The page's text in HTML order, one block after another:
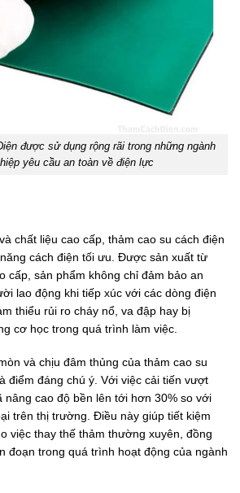
được sử dụng rộng rãi trong những ngành
yêu cầu an toàn về điện lực
chất liệu cao cấp, thảm cao su cách điện
cách điện tối ưu. Được sản xuất từ
cấp, sản phẩm không chỉ đảm bảo an
lao động khi tiếp xúc với các dòng điện
thiểu rủi ro cháy nổ, va đập hay bị
cơ học trong quá trình làm việc.
và chịu đâm thủng của thảm cao su
điểm đáng chú ý. Với việc cải tiến vượt
nâng cao độ bền lên tới hơn 30% so với
trên thị trường. Điều này giúp tiết kiệm
việc thay thế thảm thường xuyên, đồng
đoạn trong quá trình hoạt động của ngành